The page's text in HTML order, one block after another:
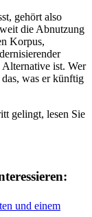
gehört also
die Abnutzung
Korpus,
ist. Wer
was er künftig
gelingt, lesen Sie